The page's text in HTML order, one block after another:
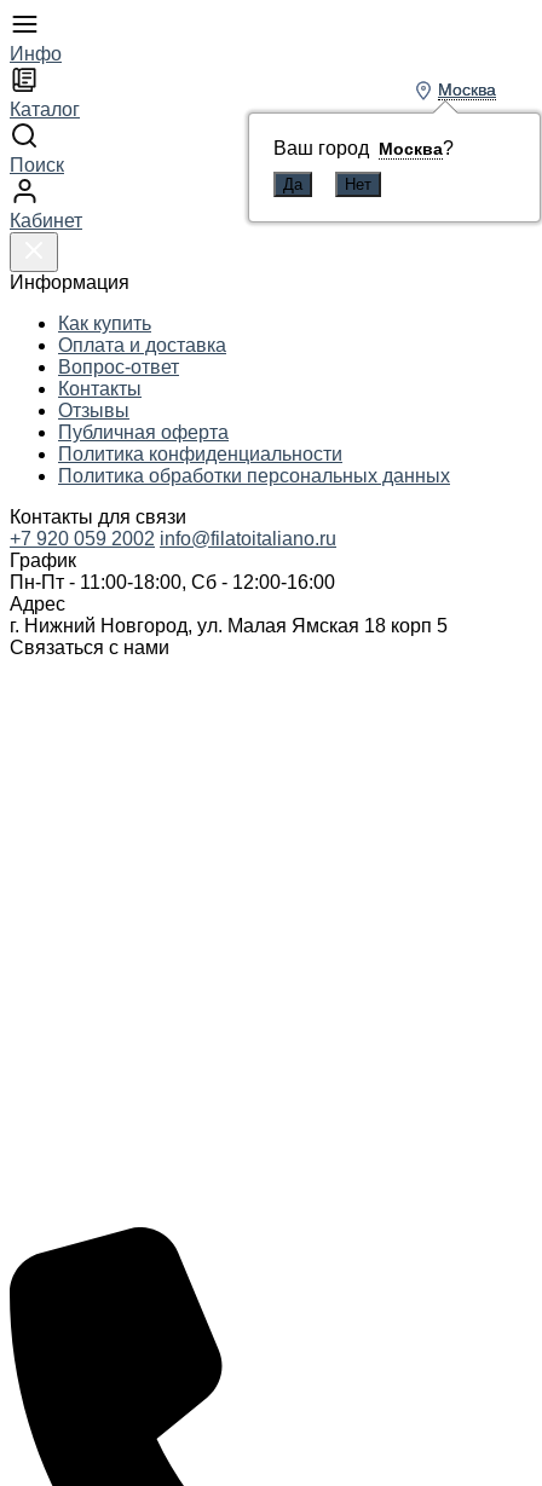
Инфо
Каталог
Поиск
Кабинет
Информация
Как купить
Оплата и доставка
Вопрос-ответ
Контакты
Отзывы
Публичная оферта
Политика конфиденциальности
Политика обработки персональных данных
Контакты для связи
Москва
Ваш город Москва?
+7 920 059 2002 info@filatoitaliano.ru
График
Пн-Пт - 11:00-18:00, Сб - 12:00-16:00
Адрес
г. Нижний Новгород, ул. Малая Ямская 18 корп 5
Связаться с нами
Москва
Ваш город Москва?